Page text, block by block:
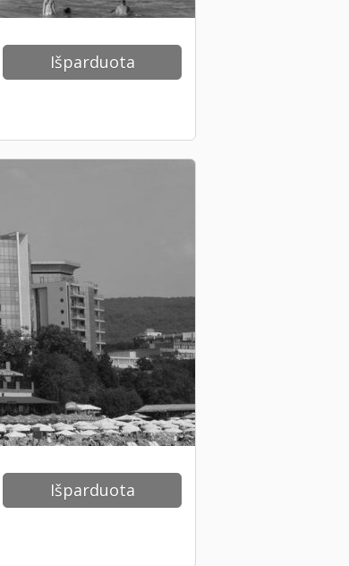
Išparduota
Išparduota